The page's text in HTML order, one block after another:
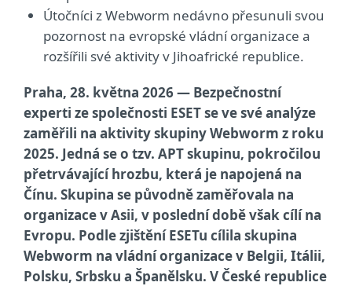
Útočníci z Webworm nedávno přesunuli svou
pozornost na evropské vládní organizace a
rozšířili své aktivity v Jihoafrické republice.
Praha, 28. května 2026 — Bezpečnostní
experti ze společnosti ESET se ve své analýze
zaměřili na aktivity skupiny Webworm z roku
2025. Jedná se o tzv. APT skupinu, pokročilou
přetrvávající hrozbu, která je napojená na
Čínu. Skupina se původně zaměřovala na
organizace v Asii, v poslední době však cílí na
Evropu. Podle zjištění ESETu cílila skupina
Webworm na vládní organizace v Belgii, Itálii,
Polsku, Srbsku a Španělsku. V České republice